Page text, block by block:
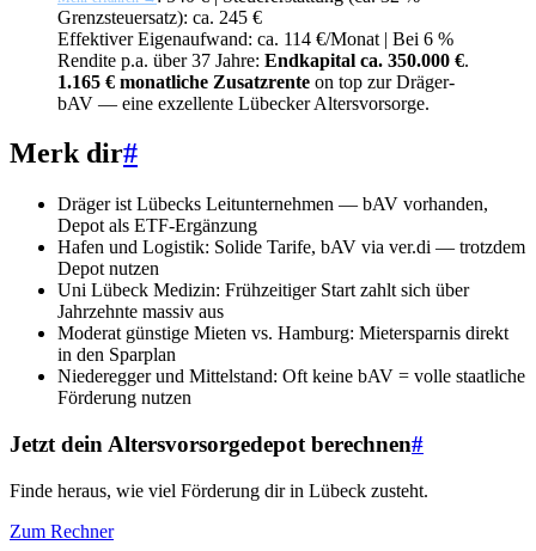
Grenzsteuersatz): ca. 245 €
Effektiver Eigenaufwand: ca. 114 €/Monat | Bei 6 %
Rendite p.a. über 37 Jahre: Endkapital ca. 350.000 €.
1.165 € monatliche Zusatzrente on top zur Dräger-
bAV — eine exzellente Lübecker Altersvorsorge.
Merk dir#
Dräger ist Lübecks Leitunternehmen — bAV vorhanden,
Depot als ETF-Ergänzung
Hafen und Logistik: Solide Tarife, bAV via ver.di — trotzdem
Depot nutzen
Uni Lübeck Medizin: Frühzeitiger Start zahlt sich über
Jahrzehnte massiv aus
Moderat günstige Mieten vs. Hamburg: Mietersparnis direkt
in den Sparplan
Niederegger und Mittelstand: Oft keine bAV = volle staatliche
Förderung nutzen
Jetzt dein Altersvorsorgedepot berechnen#
Finde heraus, wie viel Förderung dir in Lübeck zusteht.
Zum Rechner